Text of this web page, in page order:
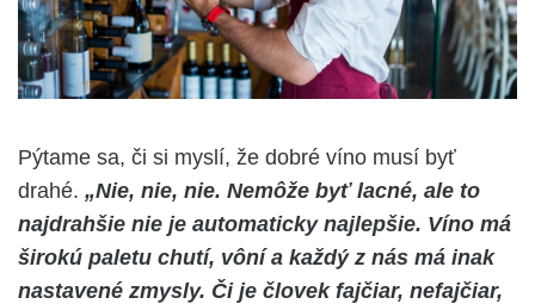
Pýtame sa, či si myslí, že dobré víno musí byť
drahé. „Nie, nie, nie. Nemôže byť lacné, ale to
najdrahšie nie je automaticky najlepšie. Víno má
širokú paletu chutí, vôní a každý z nás má inak
nastavené zmysly. Či je človek fajčiar, nefajčiar,